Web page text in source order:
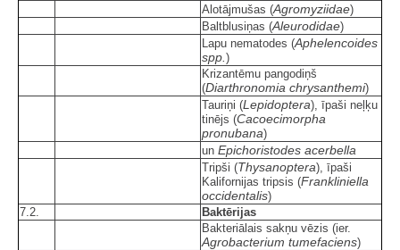
Alotājmušas (Agromyziidae)
Baltblusiņas (Aleurodidae)
Lapu nematodes (Aphelencoides
spp. )
Krizantēmu pangodiņš
(Diarthronomia chrysanthemi)
Tauriņi (Lepidoptera), īpaši neļķu
tinējs (Cacoecimorpha
pronubana)
un Epichoristodes acerbella
Tripši (Thysanoptera), īpaši
Kalifornijas tripsis (Frankliniella
occidentalis)
7.2.
Baktērijas
Bakteriālais sakņu vēzis (ier.
Agrobacterium tumefaciens)